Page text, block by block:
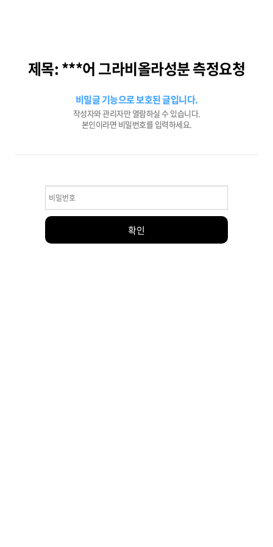
제목: ***어 그라비올라성분 측정요청
비밀글 기능으로 보호된 글입니다.
작성자와 관리자만 열람하실 수 있습니다.
본인이라면 비밀번호를 입력하세요.